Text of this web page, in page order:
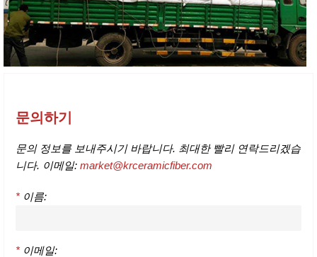
문의하기
문의 정보를 보내주시기 바랍니다. 최대한 빨리 연락드리겠습
니다. 이메일: market@krceramicfiber.com
* 이름:
* 이메일: